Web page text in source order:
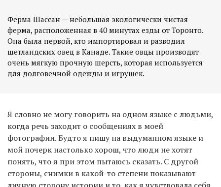
Ферма Шассан — небольшая экологически чистая
ферма, расположенная в 40 минутах езды от Торонто.
Она была первой, кто импортировал и разводил
шетландских овец в Канаде. Такие овцы производят
очень мягкую прочную шерсть, которая используется
Я словно не могу говорить на одном языке с людьми,
когда речь заходит о сообщениях в моей
фотографии. Будто я пишу на выдуманном языке и
мой почерк настолько хорош, что люди не хотят
понять, что я при этом пытаюсь сказать. С другой
стороны, снимки в какой-то степени показывают